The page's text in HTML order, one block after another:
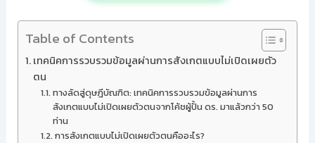
Table of Contents
เทคนิคการรวบรวมข้อมูลผ่านการสังเกตแบบไม่เปิดเผยตัว
ตน
ทางลัดสู่ดุษฎีบัณฑิต: เทคนิคการรวบรวมข้อมูลผ่านการ
สังเกตแบบไม่เปิดเผยตัวตนจากโค้ชผู้ปั้น ดร. มาแล้วกว่า 50
ท่าน
การสังเกตแบบไม่เปิดเผยตัวตนคืออะไร?